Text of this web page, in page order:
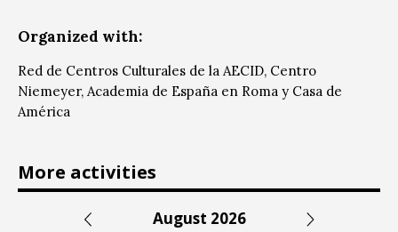
Organized with:
Red de Centros Culturales de la AECID, Centro
Niemeyer, Academia de España en Roma y Casa de
América
More activities
August 2026